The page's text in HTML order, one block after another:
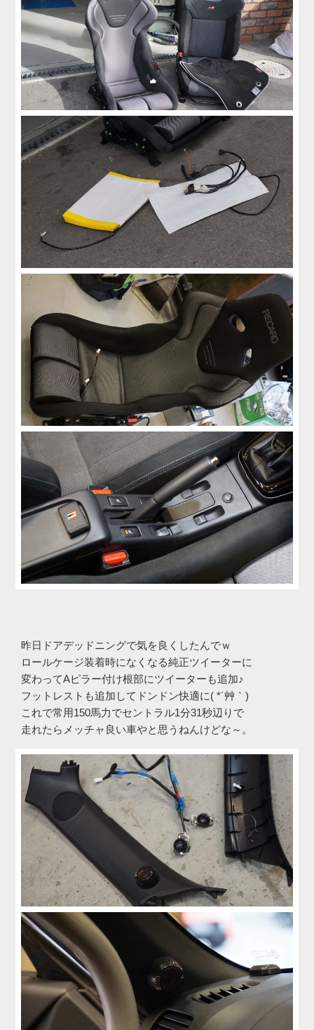
昨日ドアデッドニングで気を良くしたんでｗ
ロールケージ装着時になくなる純正ツイーターに
変わってAピラー付け根部にツイーターも追加♪
フットレストも追加してドンドン快適に( *´艸｀)
これで常用150馬力でセントラル1分31秒辺りで
走れたらメッチャ良い車やと思うねんけどな～。